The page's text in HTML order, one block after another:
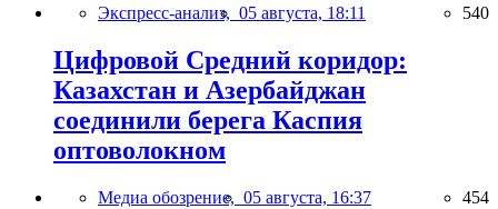
Экспресс-анализ, 05 августа, 18:11 540
Цифровой Средний коридор:
Казахстан и Азербайджан
соединили берега Каспия
оптоволокном
Медиа обозрение, 05 августа, 16:37 454